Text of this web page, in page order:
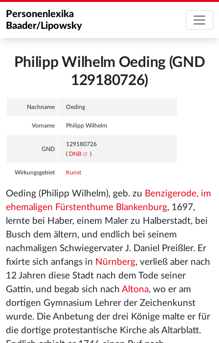
Personenlexika
Baader/Lipowsky
Philipp Wilhelm Oeding (GND
129180726)
Nachname Oeding
Vorname Philipp Wilhelm
GND
129180726
( DNB )
Wirkungsgebiet Kunst
Oeding (Philipp Wilhelm), geb. zu Benzigerode, im
ehemaligen Fürstenthume Blankenburg, 1697,
lernte bei Haber, einem Maler zu Halberstadt, bei
Busch dem ältern, und endlich bei seinem
nachmaligen Schwiegervater J. Daniel Preißler. Er
fixirte sich anfangs in Nürnberg, verließ aber nach
12 Jahren diese Stadt nach dem Tode seiner
Gattin, und begab sich nach Altona, wo er am
dortigen Gymnasium Lehrer der Zeichenkunst
wurde. Die Anbetung der drei Könige malte er für
die dortige protestantische Kirche als Altarblatt.